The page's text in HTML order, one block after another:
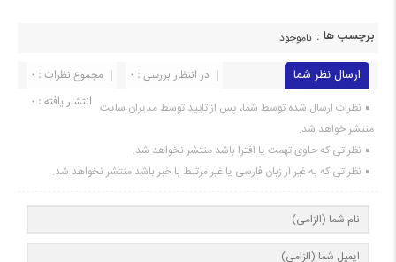
برچسب ها : ناموجود
ارسال نظر شما مجموع نظرات : 0
در انتظار بررسی : 0
انتشار یافته : 0 نظرات ارسال شده توسط شما، پس از تایید توسط مدیران سایت
منتشر خواهد شد.
نظراتی که حاوی تهمت یا افترا باشد منتشر نخواهد شد.
نظراتی که به غیر از زبان فارسی یا غیر مرتبط با خبر باشد منتشر نخواهد شد.